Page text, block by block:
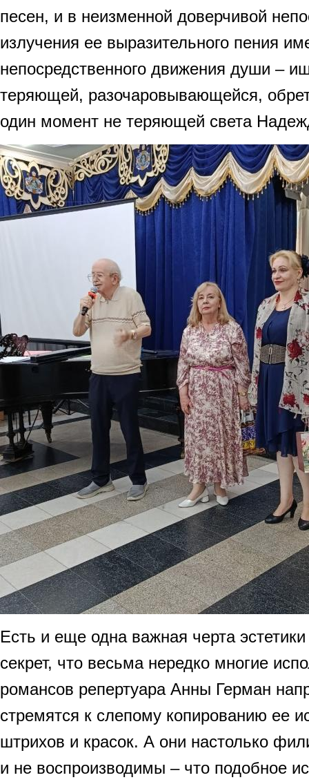
песен, и в неизменной доверчивой
излучения ее выразительного пения
непосредственного движения души –
теряющей, разочаровывающейся,
один момент не теряющей света
Есть и еще одна важная черта
секрет, что весьма нередко многие
романсов репертуара Анны Герман
стремятся к слепому копированию ее
штрихов и красок. А они настолько
и не воспроизводимы – что подобное